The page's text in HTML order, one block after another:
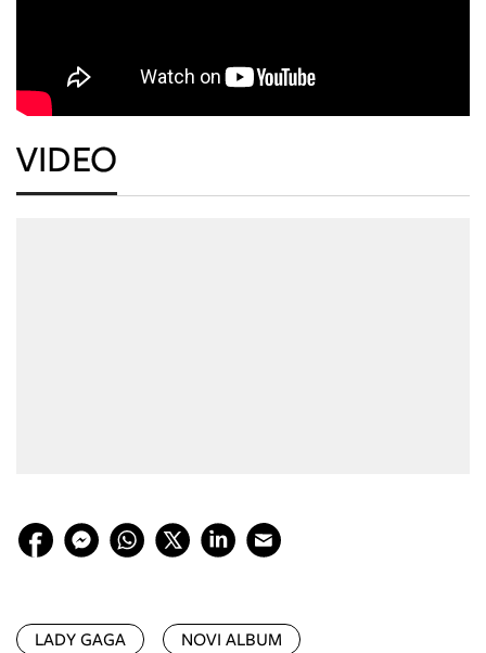
VIDEO
LADY GAGA NOVI ALBUM